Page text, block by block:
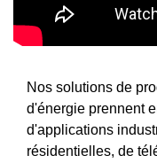
Nos solutions de
d'énergie prennent
d'applications
résidentielles, de